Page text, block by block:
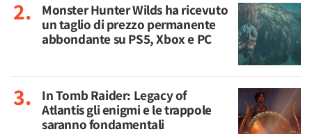
Monster Hunter Wilds ha ricevuto
un taglio di prezzo permanente
abbondante su PS5, Xbox e PC
In Tomb Raider: Legacy of
Atlantis gli enigmi e le trappole
saranno fondamentali